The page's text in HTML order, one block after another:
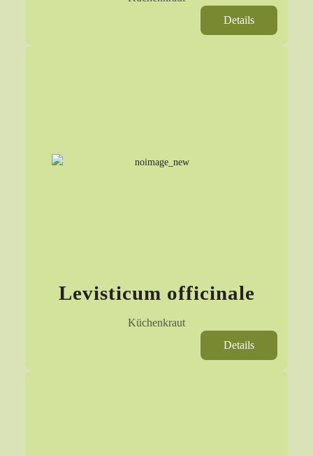
Details
Levisticum officinale
Küchenkraut
Details